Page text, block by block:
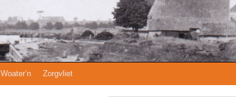
Woater’n Zorgvliet